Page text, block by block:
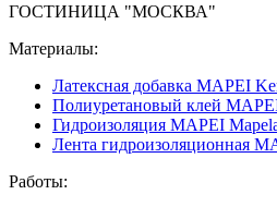
ГОСТИНИЦА "МОСКВА"
Материалы:
Латексная добавка MAPEI
Полиуретановый клей
Гидроизоляция MAPEI
Лента гидроизоляционная
Работы: